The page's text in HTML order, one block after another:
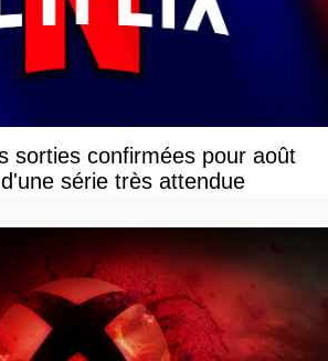
sorties confirmées pour août
série très attendue